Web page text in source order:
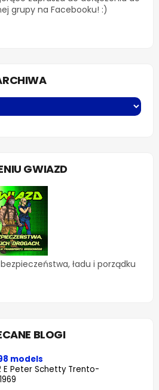
grupy na Facebooku! :)
GWIAZD
ładu i porządku
BLOGI
models
E Peter Schetty Trento-